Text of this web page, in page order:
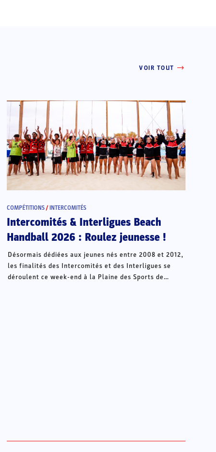
VOIR TOUT
COMPÉTITIONS / INTERCOMITÉS
Intercomités & Interligues Beach
Handball 2026 : Roulez jeunesse !
Désormais dédiées aux jeunes nés entre 2008 et 2012,
les finalités des Intercomités et des Interligues se
déroulent ce week-end à la Plaine des Sports de